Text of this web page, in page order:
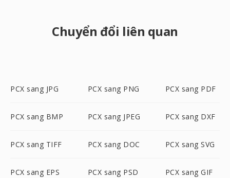
Chuyển đổi liên quan
PCX sang JPG PCX sang PNG PCX sang PDF
PCX sang BMP PCX sang JPEG PCX sang DXF
PCX sang TIFF PCX sang DOC PCX sang SVG
PCX sang EPS PCX sang PSD PCX sang GIF